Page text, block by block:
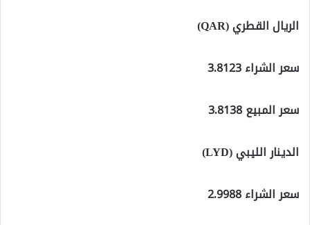
الريال القطري (QAR)
سعر الشراء 3.8123
سعر المبيع 3.8138
الدينار الليبي (LYD)
سعر الشراء 2.9988